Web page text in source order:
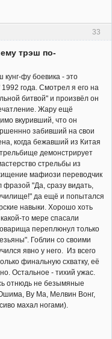
33
трэш по-
фу боевика - это
года. Смотрел я его на
битвой" и произвёл он
Жару ещё
вкуривший, что он
забивший на свои
когда бежавший из Китая
демонстрирует
стрельбы из
мафиози переводчик
"Да, сразу видать,
да ещё и попытался
навыки. Хорошо хоть
то мере спасали
переплюнул только
Гоблин со своими
явно у него. Из всего
финальную схватку, её
Остальное - тихий ужас.
отнюдь не безымяные
Ву Ма, Мелвин Вонг,
махал ногами).